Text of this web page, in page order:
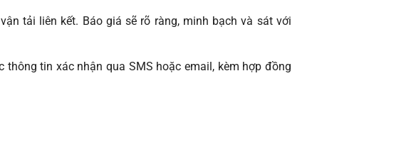
tải liên kết. Báo giá sẽ rõ ràng, minh bạch và sát với
thông tin xác nhận qua SMS hoặc email, kèm hợp đồng